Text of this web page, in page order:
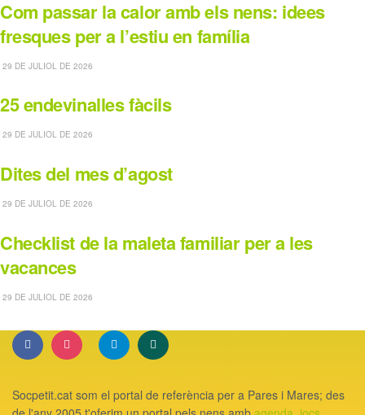
Com passar la calor amb els nens: idees
fresques per a l’estiu en família
29 DE JULIOL DE 2026
25 endevinalles fàcils
29 DE JULIOL DE 2026
Dites del mes d’agost
29 DE JULIOL DE 2026
Checklist de la maleta familiar per a les
vacances
29 DE JULIOL DE 2026
Socpetit.cat som el portal de referència per a Pares i Mares; des